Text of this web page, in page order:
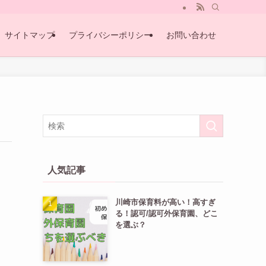
サイトマップ プライバシーポリシー お問い合わせ
人気記事
川崎市保育料が高い！高すぎ
る！認可/認可外保育園、どこ
を選ぶ？